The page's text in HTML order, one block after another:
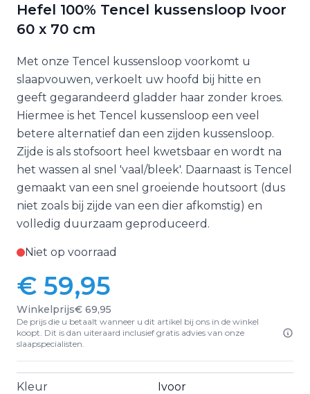
Hefel 100% Tencel kussensloop Ivoor
60 x 70 cm
Met onze Tencel kussensloop voorkomt u
slaapvouwen, verkoelt uw hoofd bij hitte en
geeft gegarandeerd gladder haar zonder kroes.
Hiermee is het Tencel kussensloop een veel
betere alternatief dan een zijden kussensloop.
Zijde is als stofsoort heel kwetsbaar en wordt na
het wassen al snel 'vaal/bleek'. Daarnaast is Tencel
gemaakt van een snel groeiende houtsoort (dus
niet zoals bij zijde van een dier afkomstig) en
volledig duurzaam geproduceerd.
Niet op voorraad
€ 59,95
Winkelprijs€ 69,95
De prijs die u betaalt wanneer u dit artikel bij ons in de winkel
koopt. Dit is dan uiteraard inclusief gratis advies van onze
slaapspecialisten.
Kleur Ivoor